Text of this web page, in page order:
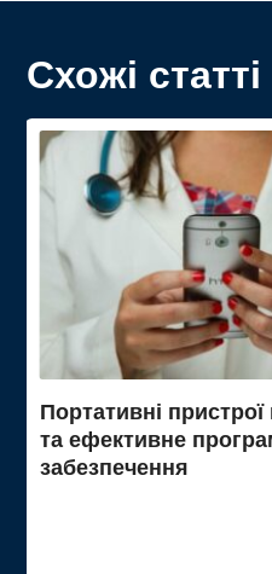
Схожі статті
Портативні
та ефективне
забезпечення